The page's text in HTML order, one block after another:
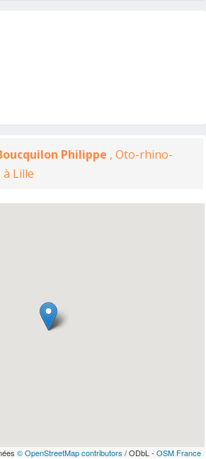
Philippe , Oto-rhino-
Lille
© OpenStreetMap contributors / ODbL - OSM France